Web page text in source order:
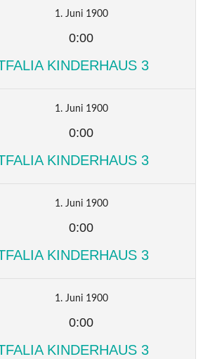
1. Juni 1900
0:00
KINDERHAUS 3
1. Juni 1900
0:00
KINDERHAUS 3
1. Juni 1900
0:00
KINDERHAUS 3
1. Juni 1900
0:00
KINDERHAUS 3